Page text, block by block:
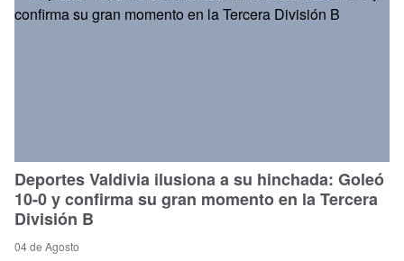
Deportes Valdivia ilusiona a su hinchada: Goleó
10-0 y confirma su gran momento en la Tercera
División B
04 de Agosto